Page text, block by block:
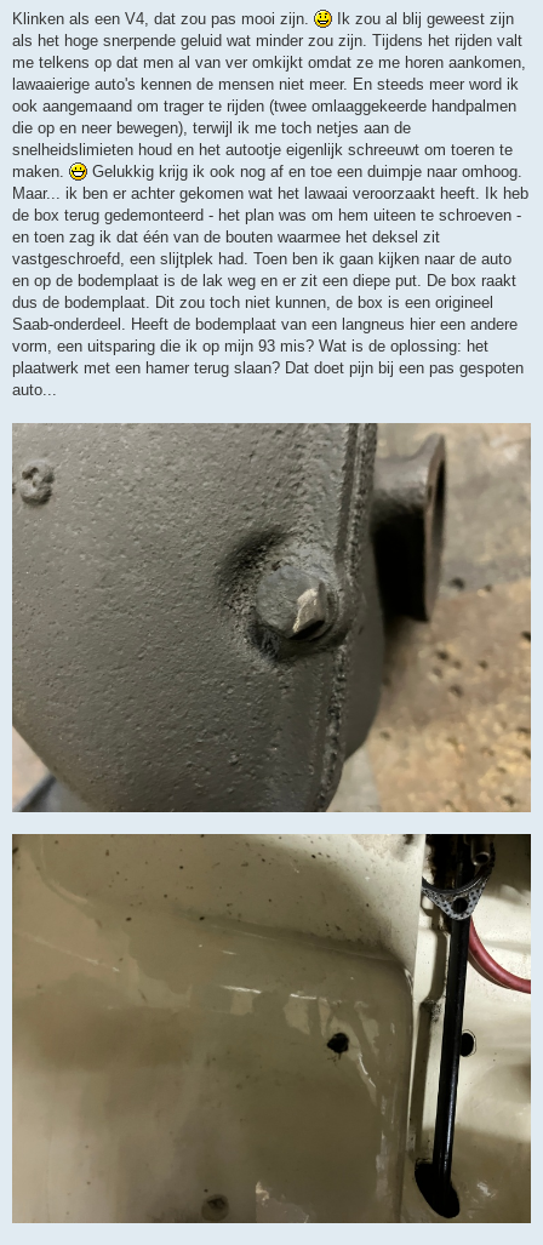
r
c
h
Klinken als een V4, dat zou pas mooi zijn.
Ik zou al blij geweest zijn
als het hoge snerpende geluid wat minder zou zijn. Tijdens het rijden valt
me telkens op dat men al van ver omkijkt omdat ze me horen aankomen,
lawaaierige auto's kennen de mensen niet meer. En steeds meer word ik
ook aangemaand om trager te rijden (twee omlaaggekeerde handpalmen
die op en neer bewegen), terwijl ik me toch netjes aan de
snelheidslimieten houd en het autootje eigenlijk schreeuwt om toeren te
maken.
Gelukkig krijg ik ook nog af en toe een duimpje naar omhoog.
Maar... ik ben er achter gekomen wat het lawaai veroorzaakt heeft. Ik heb
de box terug gedemonteerd - het plan was om hem uiteen te schroeven -
en toen zag ik dat één van de bouten waarmee het deksel zit
vastgeschroefd, een slijtplek had. Toen ben ik gaan kijken naar de auto
en op de bodemplaat is de lak weg en er zit een diepe put. De box raakt
dus de bodemplaat. Dit zou toch niet kunnen, de box is een origineel
Saab-onderdeel. Heeft de bodemplaat van een langneus hier een andere
vorm, een uitsparing die ik op mijn 93 mis? Wat is de oplossing: het
plaatwerk met een hamer terug slaan? Dat doet pijn bij een pas gespoten
auto...